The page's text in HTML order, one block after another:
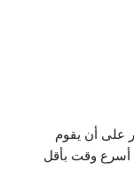
على أن يقوم
أسرع وقت بأقل